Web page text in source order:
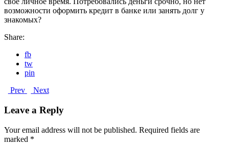
возможности оформить кредит в банке или занять долг у
знакомых?
Share:
fb
tw
pin
Prev
Next
Leave a Reply
Your email address will not be published. Required fields are
marked *